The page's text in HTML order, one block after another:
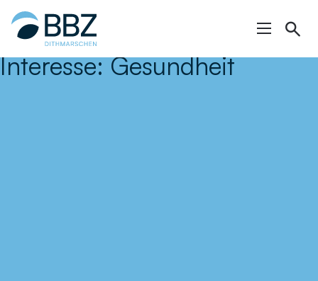
springen
Interesse:Gesundheit